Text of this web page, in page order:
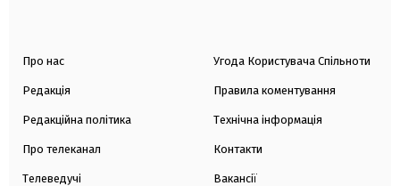
Про нас
Редакція
Редакційна політика
Про телеканал
Телеведучі
Угода Користувача Спільноти
Правила коментування
Технічна інформація
Контакти
Вакансії